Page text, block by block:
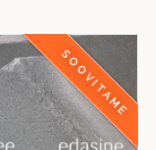
SOOVITAME